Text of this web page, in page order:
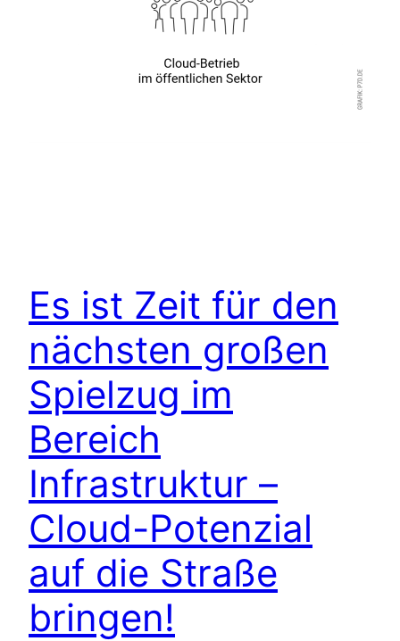
Es ist Zeit für den
nächsten großen
Spielzug im
Bereich
Infrastruktur –
Cloud-Potenzial
auf die Straße
bringen!